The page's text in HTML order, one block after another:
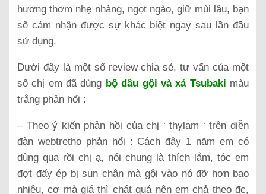
hương thơm nhẹ nhàng, ngọt ngào, giữ mùi lâu, bạn
sẽ cảm nhận được sự khác biệt ngay sau lần đầu
sử dụng.
Dưới đây là một số review chia sẻ, tư vấn của một
số chị em đã dùng bộ dầu gội và xả Tsubaki màu
trắng phản hổi :
– Theo ý kiến phản hồi của chị ‘ thylam ‘ trên diễn
đàn webtretho phản hổi : Cách đây 1 năm em có
dùng qua rồi chị ạ, nói chung là thích lắm, tóc em
đợt đấy ép bị sun chân mà gội vào nó đỡ hơn bao
nhiêu, cơ mà giá thì chát quá nên em chả theo đc,